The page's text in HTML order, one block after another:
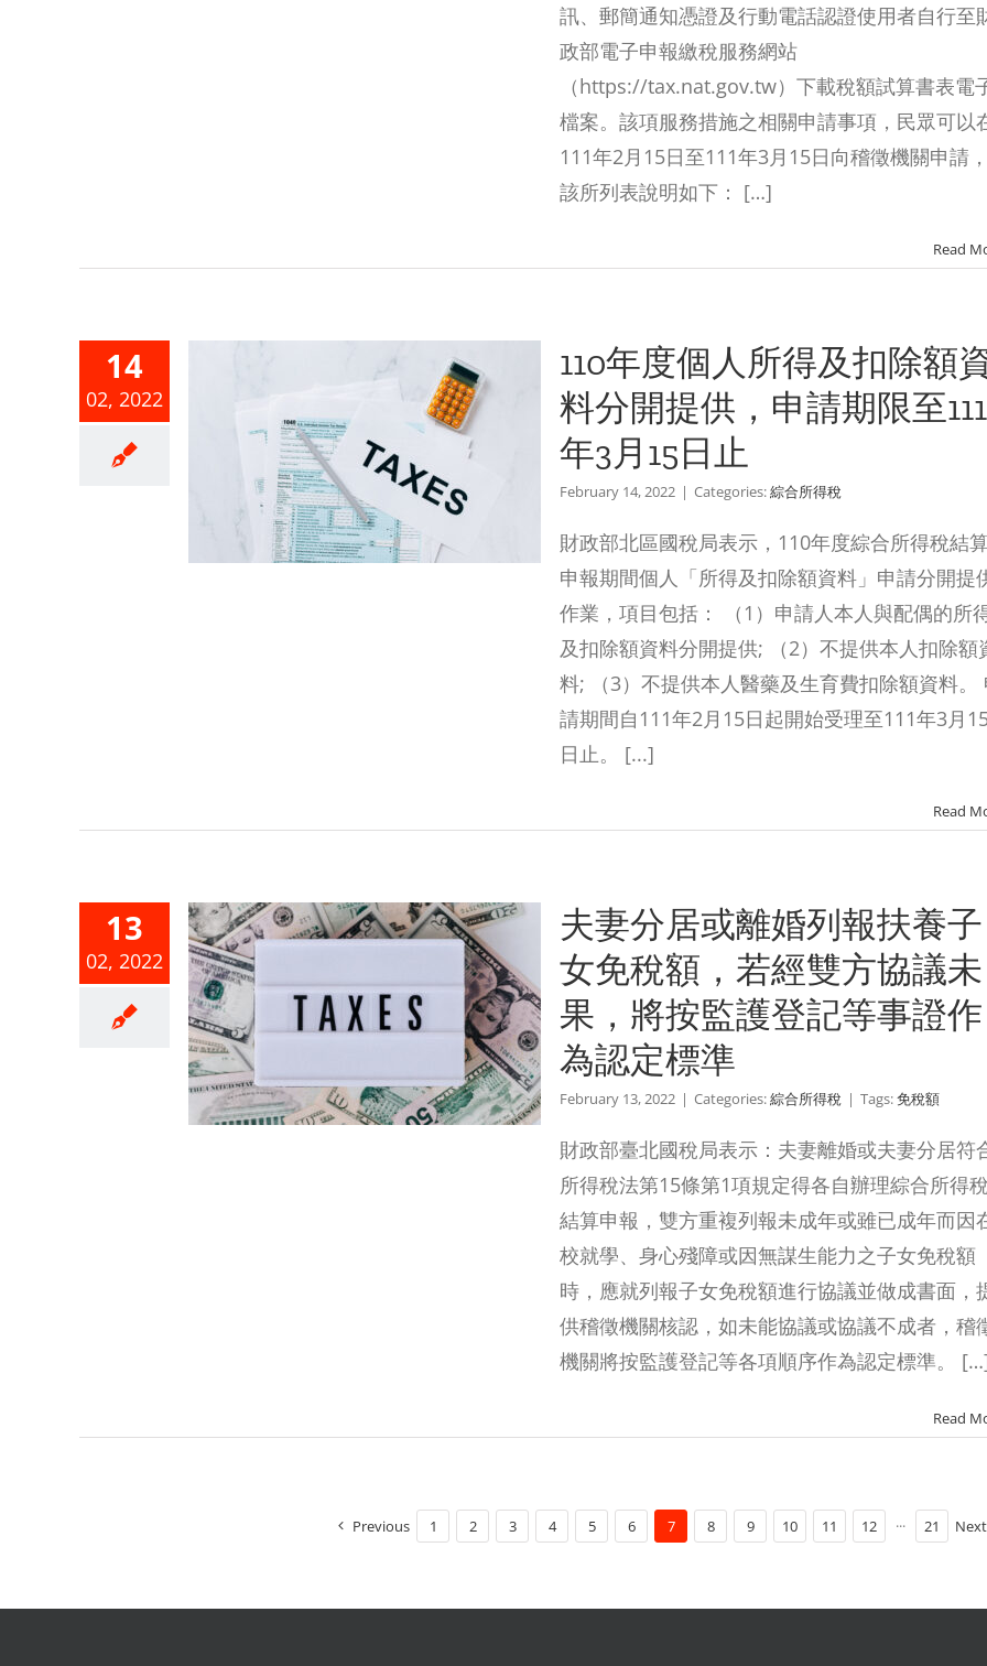
訊、郵簡通知憑證及行動電話認證使用者自行至
政部電子申報繳稅服務網站
（https://tax.nat.gov.tw）下載稅額試算書表電
檔案。該項服務措施之相關申請事項，民眾可以
111年2月15日至111年3月15日向稽徵機關申請，
該所列表說明如下： […]
Read
14
02, 2022
所得及扣
開提供，
110年度個人所得及扣除額
料分開提供，申請期限至111
年3月15日止
February 14, 2022 | Categories:綜合所得稅
財政部北區國稅局表示，110年度綜合所得稅結
申報期間個人「所得及扣除額資料」申請分開提
作業，項目包括： （1）申請人本人與配偶的所
及扣除額資料分開提供; （2）不提供本人扣除額
料; （3）不提供本人醫藥及生育費扣除額資料。
請期間自111年2月15日起開始受理至111年3月
日止。 [...]
Read
13
02, 2022
離婚列報
稅額，若
未果，將
夫妻分居或離婚列報扶養子
女免稅額，若經雙方協議未
果，將按監護登記等事證作
為認定標準
February 13, 2022 | Categories:綜合所得稅 | Tags:免稅額
財政部臺北國稅局表示：夫妻離婚或夫妻分居符
所得稅法第15條第1項規定得各自辦理綜合所得稅
結算申報，雙方重複列報未成年或雖已成年而因
校就學、身心殘障或因無謀生能力之子女免稅額
時，應就列報子女免稅額進行協議並做成書面，
供稽徵機關核認，如未能協議或協議不成者，稽
機關將按監護登記等各項順序作為認定標準。
Read
Previous 1 2 3 4 5 6 7 8 9 10 11 12 ··· 21 Next